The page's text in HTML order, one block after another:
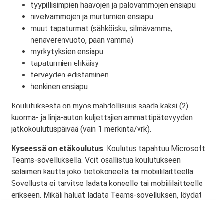
tyypillisimpien haavojen ja palovammojen ensiapu
nivelvammojen ja murtumien ensiapu
muut tapaturmat (sähköisku, silmävamma,
nenäverenvuoto, pään vamma)
myrkytyksien ensiapu
tapaturmien ehkäisy
terveyden edistäminen
henkinen ensiapu
Koulutuksesta on myös mahdollisuus saada kaksi (2)
kuorma- ja linja-auton kuljettajien ammattipätevyyden
jatkokoulutuspäivää (vain 1 merkintä/vrk).
Kyseessä on etäkoulutus. Koulutus tapahtuu Microsoft
Teams-sovelluksella. Voit osallistua koulutukseen
selaimen kautta joko tietokoneella tai mobiililaitteella.
Sovellusta ei tarvitse ladata koneelle tai mobiililaitteelle
erikseen. Mikäli haluat ladata Teams-sovelluksen, löydät